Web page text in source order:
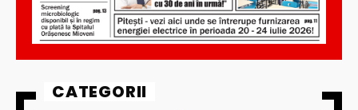
CATEGORII